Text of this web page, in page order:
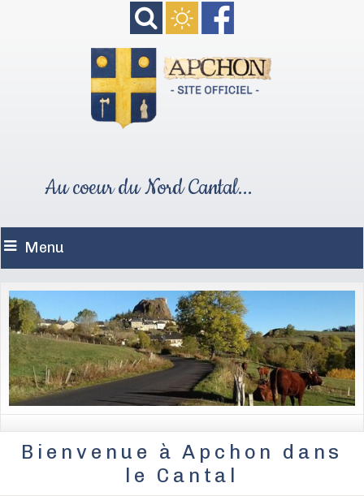
Au coeur du Nord Cantal...
Menu
Bienvenue à Apchon dans
le Cantal